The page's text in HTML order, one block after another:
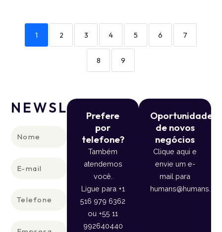
1 2 3 4 5 6 7
8 9
NEWSLETTER
Prefere
por
telefone?
Também
atendemos
você.
Ligue para +1
516 979 6362
ou +55 11
992640440
Oportunidade
de novos
negócios
Clique aqui e
envie um e-
mail para